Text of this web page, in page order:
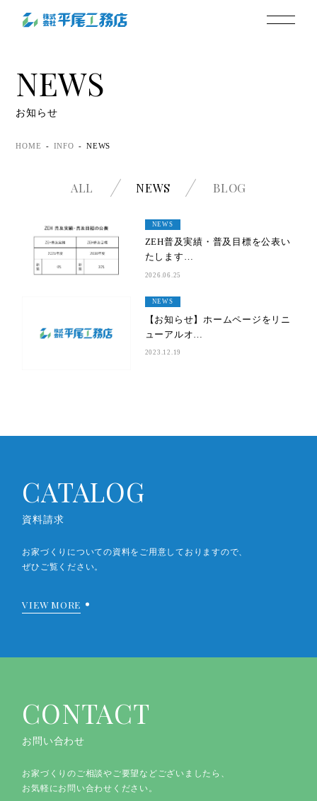
NEWS
お知らせ
HOME INFO NEWS
ALL NEWS BLOG
NEWS
ZEH普及実績・普及目標を公表い
たします…
2026.06.25
NEWS
【お知らせ】ホームページをリニ
ューアルオ…
2023.12.19
CATALOG
資料請求
お家づくりについての資料をご用意しておりますので、
ぜひご覧ください。
VIEW MORE
CONTACT
お問い合わせ
お家づくりのご相談やご要望などございましたら、
お気軽にお問い合わせください。